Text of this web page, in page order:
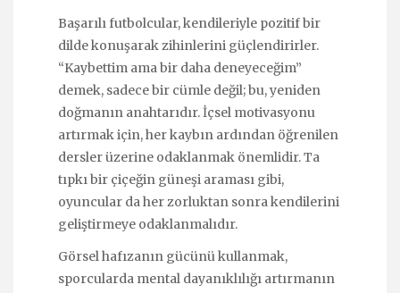
Başarılı futbolcular, kendileriyle pozitif bir
dilde konuşarak zihinlerini güçlendirirler.
“Kaybettim ama bir daha deneyeceğim”
demek, sadece bir cümle değil; bu, yeniden
doğmanın anahtarıdır. İçsel motivasyonu
artırmak için, her kaybın ardından öğrenilen
dersler üzerine odaklanmak önemlidir. Ta
tıpkı bir çiçeğin güneşi araması gibi,
oyuncular da her zorluktan sonra kendilerini
geliştirmeye odaklanmalıdır.
Görsel hafızanın gücünü kullanmak,
sporcularda mental dayanıklılığı artırmanın